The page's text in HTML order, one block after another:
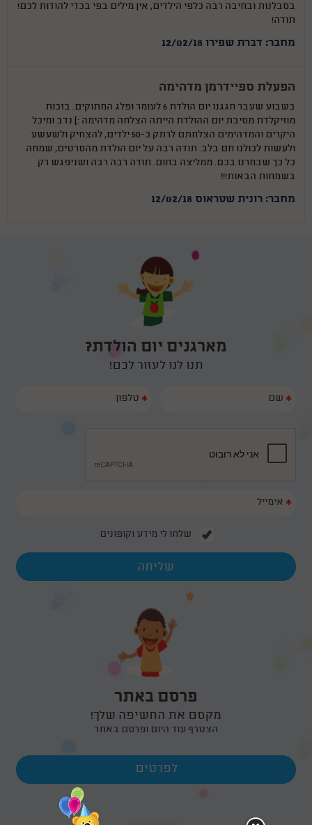
בסבלנות ובחיבה רבה כלפי הילדים, אין מילים בפי בכדי להודות לכם!
תודה!
מחבר: דברת שפירו 12/02/18
הפעלת ספיידרמן מדהימה
בשבוע שעבר חגגנו יום הולדת 6 לעומר ופלג המתוקים. בזכות
מוזיקלדת מסיבת יום ההולדת הייתה הצלחה מדהימה :) נדב ומיכל
היקרים והמדהימים הצלחתם לרתק כ-50 ילדים, להצחיק ולשעשע
ולעשות לכולנו חם בלב. תודה רבה על יום הולדת מהסרטים, שמחה
כל כך שבחרנו בכם. ממליצה בחום. תודה רבה רבה ושניפגש רק
בשמחות הבאות!!!
מחבר: רונית שטראוס 12/02/18
מארגנים יום הולדת?
תנו לנו לעזור לכם!
*
*
*
שלחו לי מידע וקופונים
פרסם באתר
מקסם את החשיפה שלך!
הצטרף עוד היום ופרסם באתר
לפרטים